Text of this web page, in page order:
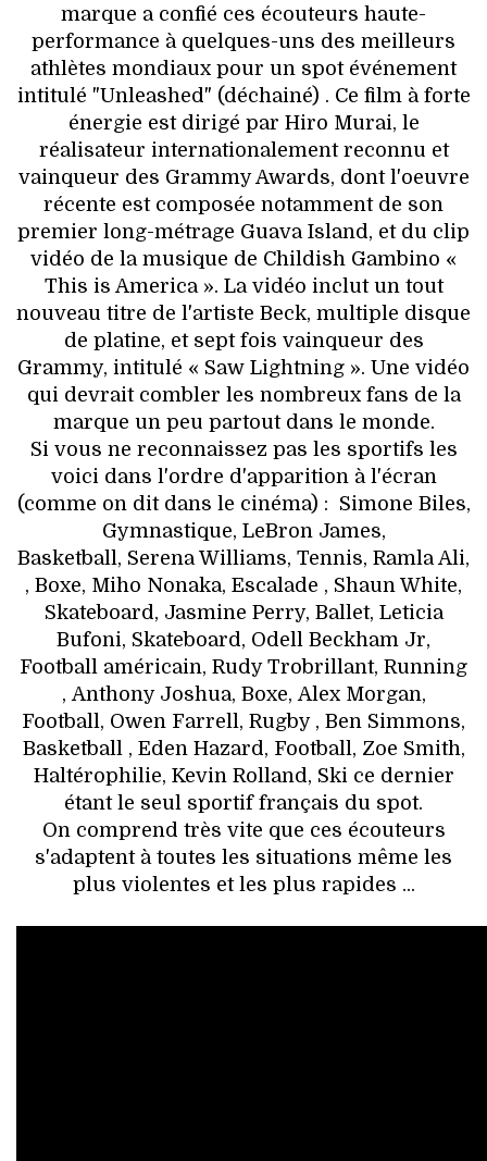
marque a confié ces écouteurs haute-
performance à quelques-uns des meilleurs
athlètes mondiaux pour un spot événement
intitulé "Unleashed" (déchainé) . Ce film à forte
énergie est dirigé par Hiro Murai, le
réalisateur internationalement reconnu et
vainqueur des Grammy Awards, dont l'oeuvre
récente est composée notamment de son
premier long-métrage Guava Island, et du clip
vidéo de la musique de Childish Gambino «
This is America ». La vidéo inclut un tout
nouveau titre de l'artiste Beck, multiple disque
de platine, et sept fois vainqueur des
Grammy, intitulé « Saw Lightning ». Une vidéo
qui devrait combler les nombreux fans de la
marque un peu partout dans le monde.
Si vous ne reconnaissez pas les sportifs les
voici dans l'ordre d'apparition à l'écran
(comme on dit dans le cinéma) : Simone Biles,
Gymnastique, LeBron James,
Basketball, Serena Williams, Tennis, Ramla Ali,
, Boxe, Miho Nonaka, Escalade , Shaun White,
Skateboard, Jasmine Perry, Ballet, Leticia
Bufoni, Skateboard, Odell Beckham Jr,
Football américain, Rudy Trobrillant, Running
, Anthony Joshua, Boxe, Alex Morgan,
Football, Owen Farrell, Rugby , Ben Simmons,
Basketball , Eden Hazard, Football, Zoe Smith,
Haltérophilie, Kevin Rolland, Ski ce dernier
étant le seul sportif français du spot.
On comprend très vite que ces écouteurs
s'adaptent à toutes les situations même les
plus violentes et les plus rapides ...